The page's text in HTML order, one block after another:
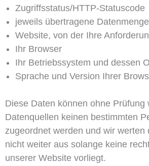
Zugriffsstatus/HTTP-Statuscode
jeweils übertragene Datenmenge
Website, von der Ihre
Ihr Browser
Ihr Betriebssystem und dessen
Sprache und Version Ihrer
Diese Daten können ohne Prüfung
Datenquellen keinen bestimmten
zugeordnet werden und wir werten
nicht weiter aus solange keine
unserer Website vorliegt.